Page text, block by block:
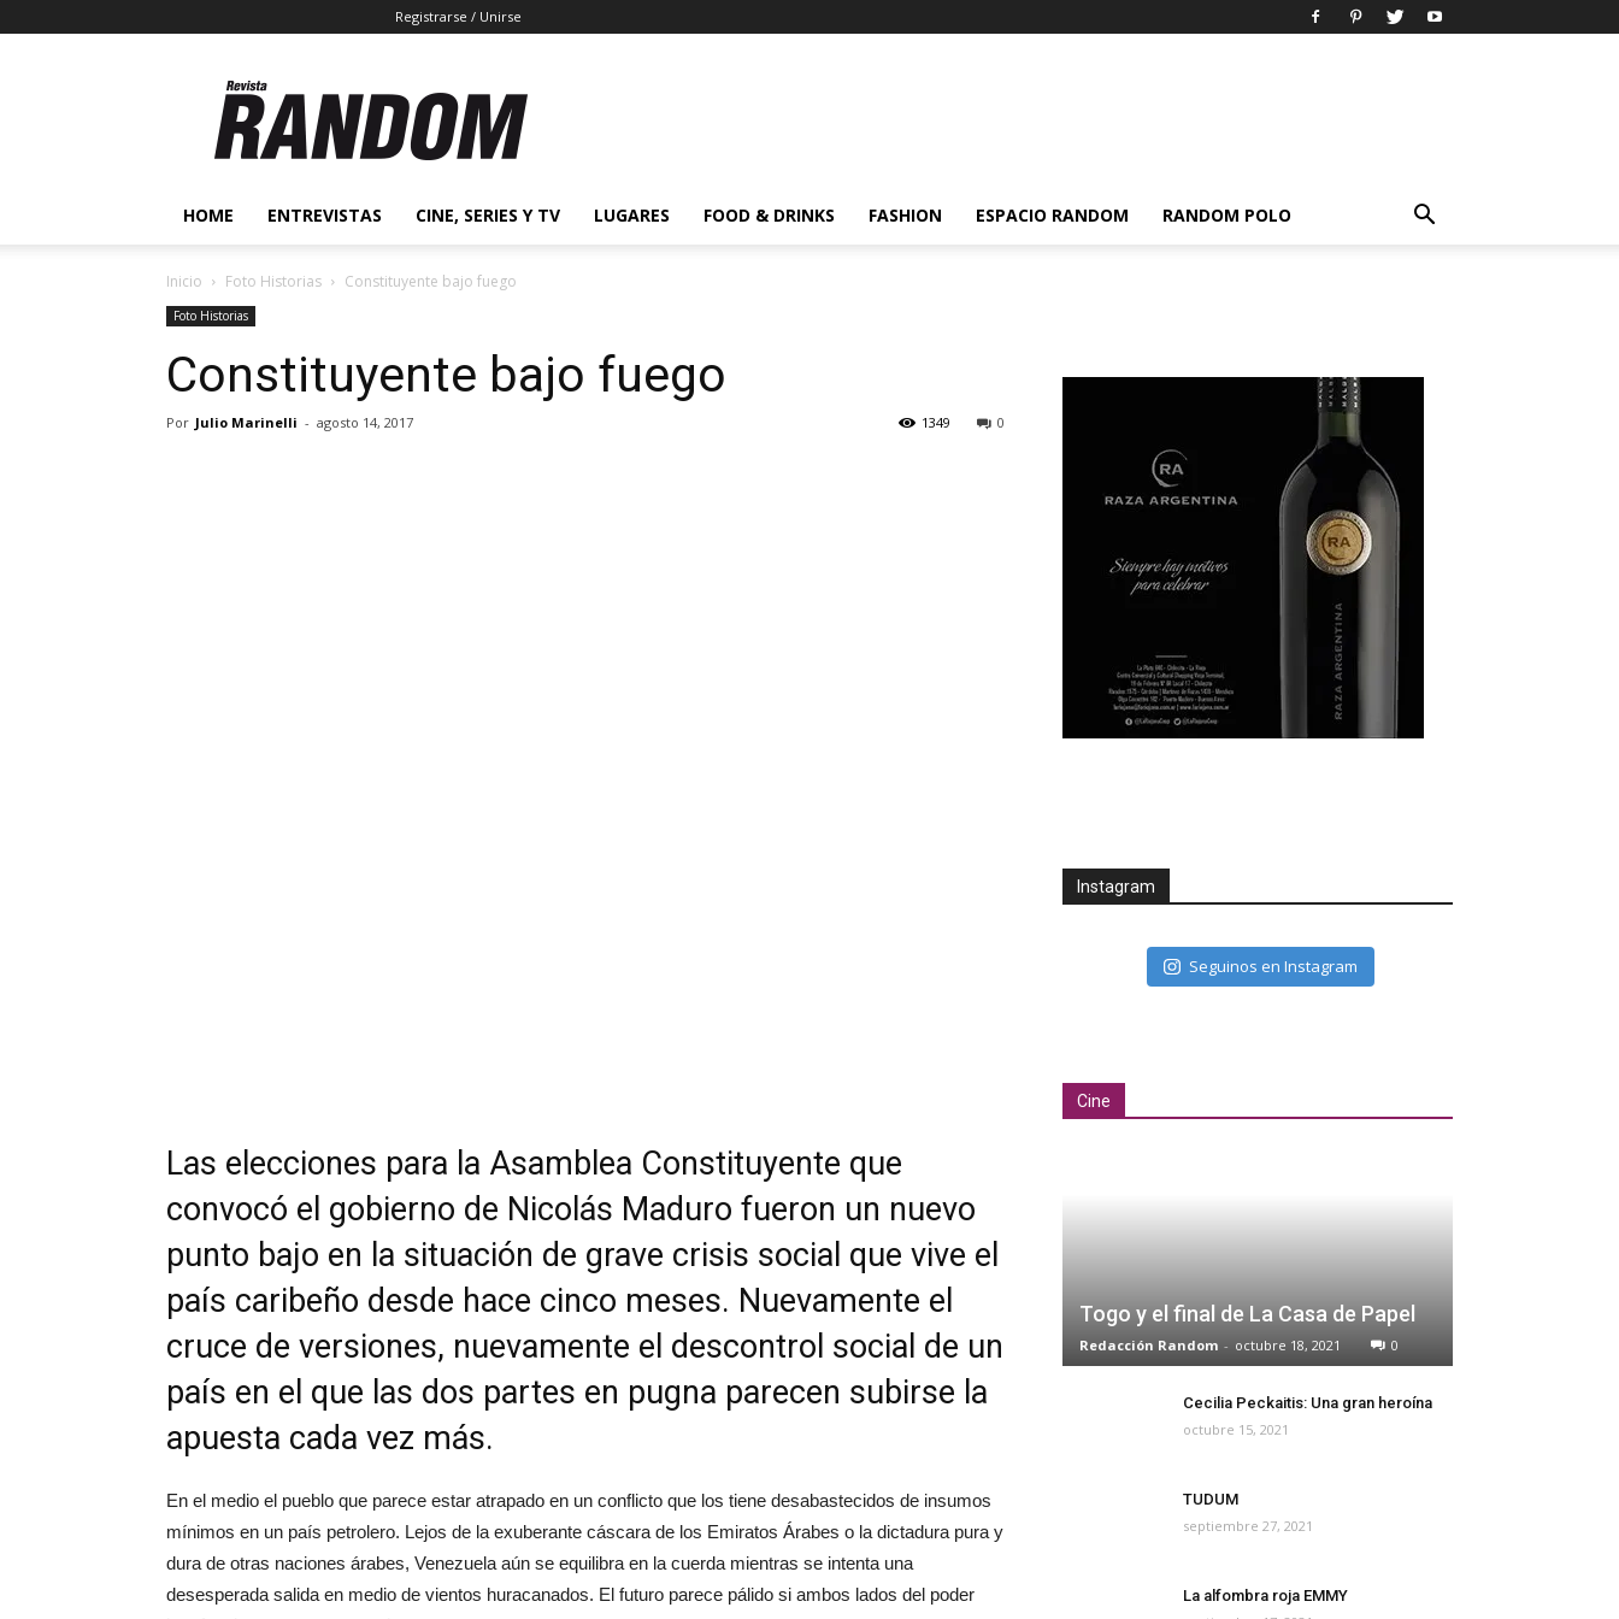
Registrarse / Unirse
Revista
Random
2.0
HOME ENTREVISTAS CINE, SERIES Y TV LUGARES FOOD & DRINKS FASHION ESPACIO RANDOM RANDOM POLO
Inicio Foto Historias Constituyente bajo fuego
Foto Historias
Constituyente bajo fuego
Por Julio Marinelli - agosto 14, 2017 0
1349
Las elecciones para la Asamblea Constituyente que
convocó el gobierno de Nicolás Maduro fueron un nuevo
punto bajo en la situación de grave crisis social que vive el
país caribeño desde hace cinco meses. Nuevamente el
cruce de versiones, nuevamente el descontrol social de un
país en el que las dos partes en pugna parecen subirse la
apuesta cada vez más.
En el medio el pueblo que parece estar atrapado en un conflicto que los tiene desabastecidos de insumos
mínimos en un país petrolero. Lejos de la exuberante cáscara de los Emiratos Árabes o la dictadura pura y
dura de otras naciones árabes, Venezuela aún se equilibra en la cuerda mientras se intenta una
desesperada salida en medio de vientos huracanados. El futuro parece pálido si ambos lados del poder
Instagram
Seguinos en Instagram
Cine
Togo y el final de La Casa de Papel
Redacción Random - octubre 18, 2021 0
Cecilia Peckaitis: Una gran heroína
octubre 15, 2021
TUDUM
septiembre 27, 2021
La alfombra roja EMMY